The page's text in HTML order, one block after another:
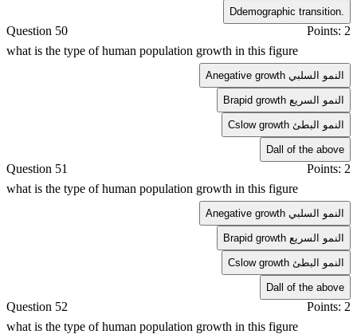
Ddemographic transition.
Question 50
Points: 2
what is the type of human population growth in this figure
A negative growth النمو السلبي
B rapid growth النمو السريع
C slow growth النمو البطئ
Dall of the above
Question 51
Points: 2
what is the type of human population growth in this figure
A negative growth النمو السلبي
B rapid growth النمو السريع
C slow growth النمو البطئ
Dall of the above
Question 52
Points: 2
what is the type of human population growth in this figure